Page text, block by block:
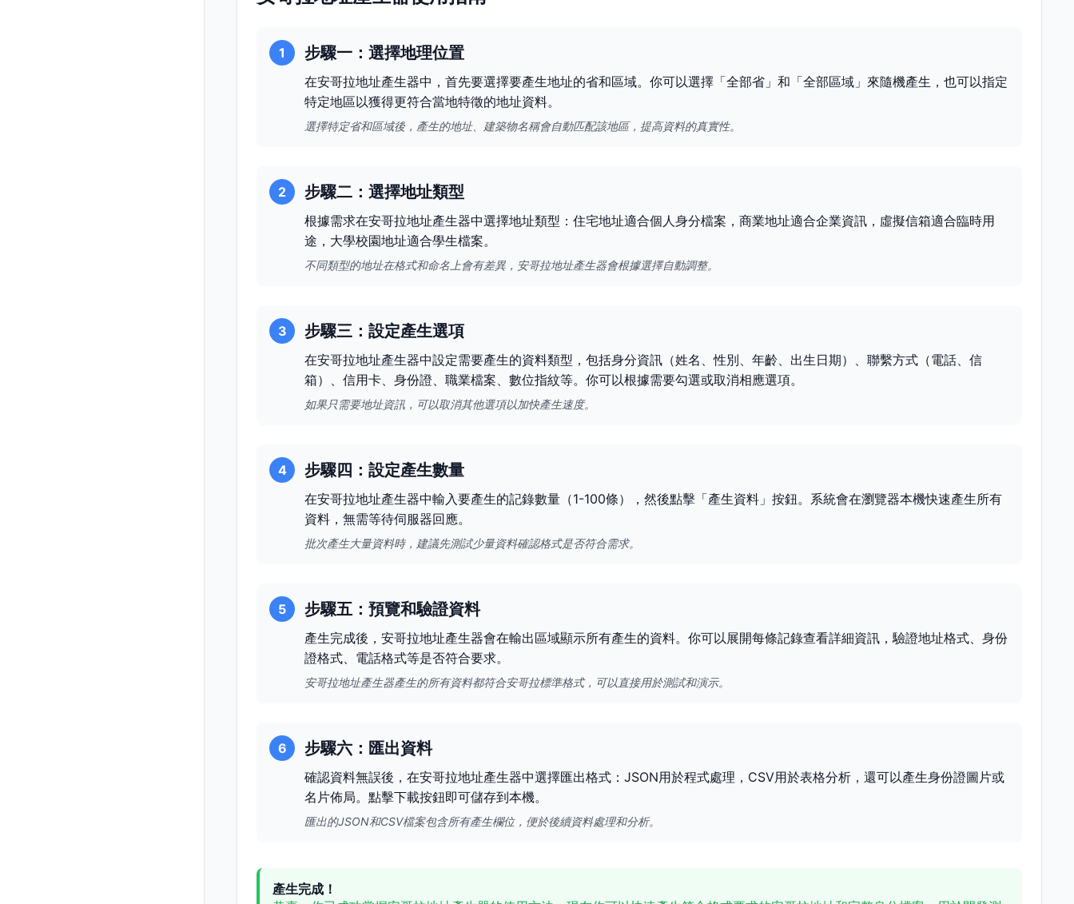
1 步驟一：選擇地理位置
在安哥拉地址產生器中，首先要選擇要產生地址的省和區域。你可以選擇「全部省」和「全部區域」來隨機產生，也可以指定
特定地區以獲得更符合當地特徵的地址資料。
選擇特定省和區域後，產生的地址、建築物名稱會自動匹配該地區，提高資料的真實性。
2 步驟二：選擇地址類型
根據需求在安哥拉地址產生器中選擇地址類型：住宅地址適合個人身分檔案，商業地址適合企業資訊，虛擬信箱適合臨時用
途，大學校園地址適合學生檔案。
不同類型的地址在格式和命名上會有差異，安哥拉地址產生器會根據選擇自動調整。
3 步驟三：設定產生選項
在安哥拉地址產生器中設定需要產生的資料類型，包括身分資訊（姓名、性別、年齡、出生日期）、聯繫方式（電話、信
箱）、信用卡、身份證、職業檔案、數位指紋等。你可以根據需要勾選或取消相應選項。
如果只需要地址資訊，可以取消其他選項以加快產生速度。
4 步驟四：設定產生數量
在安哥拉地址產生器中輸入要產生的記錄數量（1-100條），然後點擊「產生資料」按鈕。系統會在瀏覽器本機快速產生所有
資料，無需等待伺服器回應。
批次產生大量資料時，建議先測試少量資料確認格式是否符合需求。
5 步驟五：預覽和驗證資料
產生完成後，安哥拉地址產生器會在輸出區域顯示所有產生的資料。你可以展開每條記錄查看詳細資訊，驗證地址格式、身份
證格式、電話格式等是否符合要求。
安哥拉地址產生器產生的所有資料都符合安哥拉標準格式，可以直接用於測試和演示。
6 步驟六：匯出資料
確認資料無誤後，在安哥拉地址產生器中選擇匯出格式：JSON用於程式處理，CSV用於表格分析，還可以產生身份證圖片或
名片佈局。點擊下載按鈕即可儲存到本機。
匯出的JSON和CSV檔案包含所有產生欄位，便於後續資料處理和分析。
產生完成！